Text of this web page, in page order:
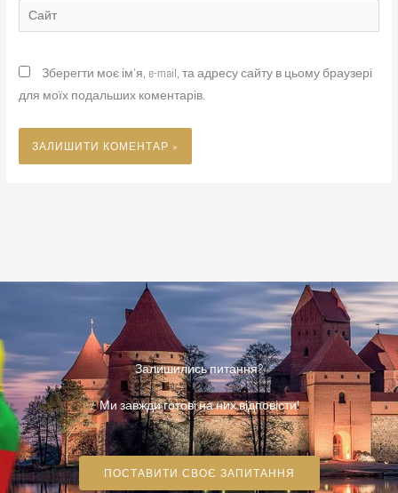
Сайт
Зберегти моє ім'я, e-mail, та адресу сайту в цьому браузері
для моїх подальших коментарів.
Залишились питання?
Ми завжди готові на них відповісти!
ПОСТАВИТИ СВОЄ ЗАПИТАННЯ